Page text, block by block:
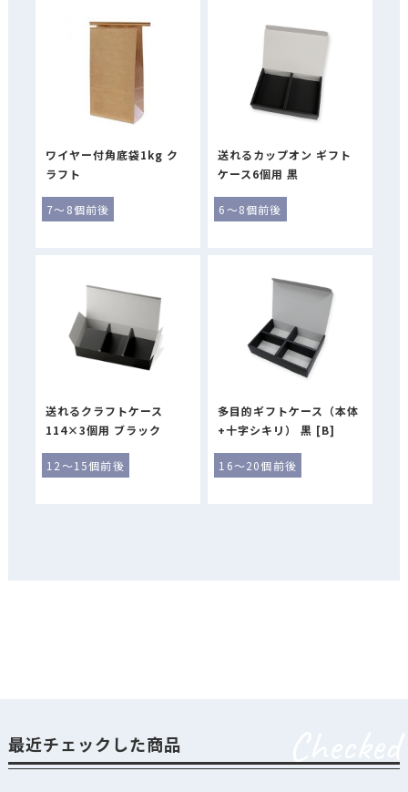
ワイヤー付角底袋1kg ク
ラフト
7～8個前後
送れるカップオン ギフト
ケース6個用 黒
6～8個前後
送れるクラフトケース
114×3個用 ブラック
12～15個前後
多目的ギフトケース（本体
+十字シキリ） 黒 [B]
16～20個前後
最近チェックした商品